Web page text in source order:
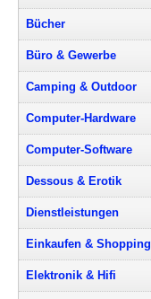
Bücher
Büro & Gewerbe
Camping & Outdoor
Computer-Hardware
Computer-Software
Dessous & Erotik
Dienstleistungen
Einkaufen & Shopping
Elektronik & Hifi